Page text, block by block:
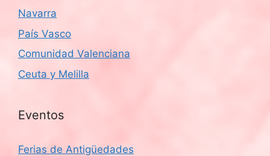
Navarra
País Vasco
Comunidad Valenciana
Ceuta y Melilla
Eventos
Ferias de Antigüedades